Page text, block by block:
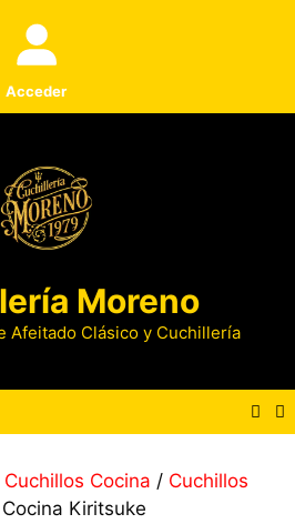
Acceder
Moreno
Afeitado Clásico y Cuchillería
Cuchillos Cocina / Cuchillos
Kiritsuke